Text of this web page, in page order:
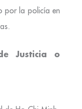
por la policía en
Justicia o